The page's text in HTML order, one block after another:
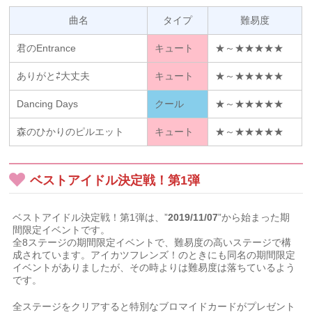
曲名 タイプ 難易度
君のEntrance キュート ★～★★★★★
ありがと⇄大丈夫 キュート ★～★★★★★
Dancing Days クール ★～★★★★★
森のひかりのピルエット キュート ★～★★★★★
ベストアイドル決定戦！第1弾
ベストアイドル決定戦！第1弾は、”2019/11/07”から始まった期
間限定イベントです。
全8ステージの期間限定イベントで、難易度の高いステージで構
成されています。アイカツフレンズ！のときにも同名の期間限定
イベントがありましたが、その時よりは難易度は落ちているよう
です。
全ステージをクリアすると特別なブロマイドカードがプレゼント